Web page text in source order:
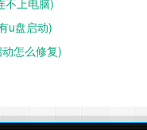
不上电脑)
u盘启动)
怎么修复)